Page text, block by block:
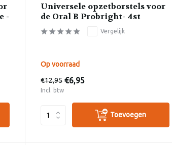
-
Universele opzetborstels voor
de Oral B Probright- 4st
Vergelijk
Op voorraad
€12,95 €6,95
Incl. btw
Toevoegen